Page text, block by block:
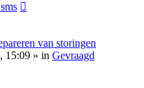
van storingen
15:09 » in Gevraagd